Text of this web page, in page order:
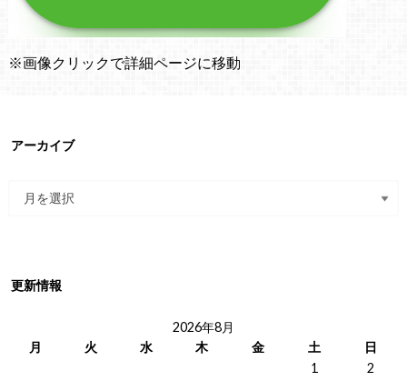
※画像クリックで詳細ページに移動
アーカイブ
更新情報
2026年8月
月
火 水 木 金 土
日
1
2